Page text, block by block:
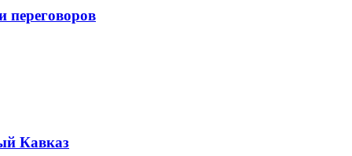
переговоров
Кавказ